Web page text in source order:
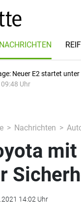
NACHRICHTEN
Neuer E2 startet
Uhr
Nachrichten
14:02 Uhr